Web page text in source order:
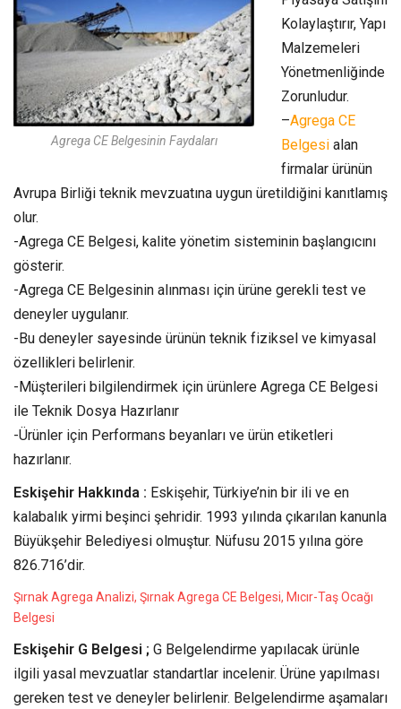
Agrega CE Belgesinin Faydaları
Kolaylaştırır, Yapı
Malzemeleri
Yönetmenliğinde
Zorunludur.
–Agrega CE
Belgesi alan
firmalar ürünün
Avrupa Birliği teknik mevzuatına uygun üretildiğini kanıtlamış
olur.
-Agrega CE Belgesi, kalite yönetim sisteminin başlangıcını
gösterir.
-Agrega CE Belgesinin alınması için ürüne gerekli test ve
deneyler uygulanır.
-Bu deneyler sayesinde ürünün teknik fiziksel ve kimyasal
özellikleri belirlenir.
-Müşterileri bilgilendirmek için ürünlere Agrega CE Belgesi
ile Teknik Dosya Hazırlanır
-Ürünler için Performans beyanları ve ürün etiketleri
hazırlanır.
Eskişehir Hakkında : Eskişehir, Türkiye’nin bir ili ve en
kalabalık yirmi beşinci şehridir. 1993 yılında çıkarılan kanunla
Büyükşehir Belediyesi olmuştur. Nüfusu 2015 yılına göre
826.716’dir.
Şırnak Agrega Analizi, Şırnak Agrega CE Belgesi, Mıcır-Taş Ocağı
Belgesi
Eskişehir G Belgesi ; G Belgelendirme yapılacak ürünle
ilgili yasal mevzuatlar standartlar incelenir. Ürüne yapılması
gereken test ve deneyler belirlenir. Belgelendirme aşamaları